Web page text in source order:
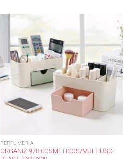
PERFUMERIA
ORGANIZ.970 COSMETICOS/MULTIUSO